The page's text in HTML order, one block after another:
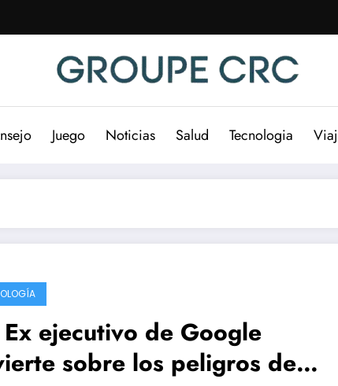
Juego Noticias Salud Tecnologia
ejecutivo de Google
sobre los peligros de